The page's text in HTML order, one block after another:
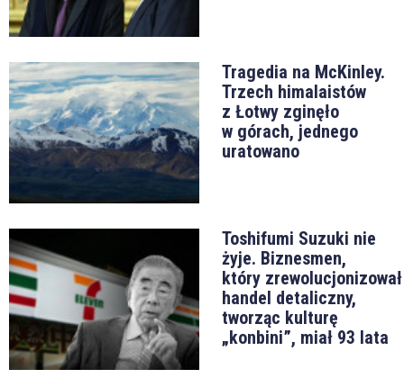
Tragedia na McKinley.
Trzech himalaistów
z Łotwy zginęło
w górach, jednego
uratowano
Toshifumi Suzuki nie
żyje. Biznesmen,
który zrewolucjonizował
handel detaliczny,
tworząc kulturę
„konbini”, miał 93 lata